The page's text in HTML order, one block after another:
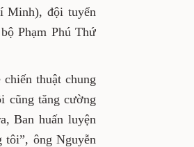
Minh), đội tuyển
Phạm Phú Thứ
thuật chung
cũng tăng cường
Ban huấn luyện
tôi”, ông Nguyễn